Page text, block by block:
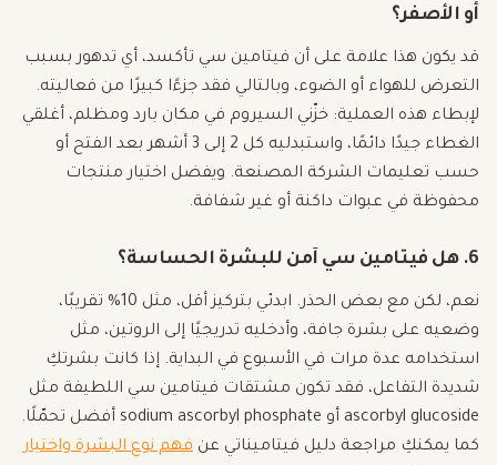
أو الأصفر؟
قد يكون هذا علامة على أن فيتامين سي تأكسد، أي تدهور بسبب
التعرض للهواء أو الضوء، وبالتالي فقد جزءًا كبيرًا من فعاليته.
لإبطاء هذه العملية: خزّني السيروم في مكان بارد ومظلم، أغلقي
الغطاء جيدًا دائمًا، واستبدليه كل 2 إلى 3 أشهر بعد الفتح أو
حسب تعليمات الشركة المصنعة. ويفضل اختيار منتجات
محفوظة في عبوات داكنة أو غير شفافة.
6. هل فيتامين سي آمن للبشرة الحساسة؟
نعم، لكن مع بعض الحذر. ابدئي بتركيز أقل، مثل 10% تقريبًا،
وضعيه على بشرة جافة، وأدخليه تدريجيًا إلى الروتين، مثل
استخدامه عدة مرات في الأسبوع في البداية. إذا كانت بشرتكِ
شديدة التفاعل، فقد تكون مشتقات فيتامين سي اللطيفة مثل
ascorbyl glucoside أو sodium ascorbyl phosphate أفضل تحمّلًا.
كما يمكنكِ مراجعة دليل فيتاميناتي عن فهم نوع البشرة واختيار